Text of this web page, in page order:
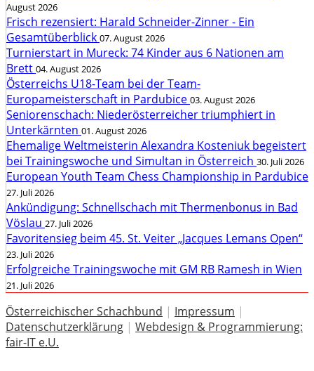
August 2026
Frisch rezensiert: Harald Schneider-Zinner - Ein
Gesamtüberblick 07. August 2026
Turnierstart in Mureck: 74 Kinder aus 6 Nationen am
Brett 04. August 2026
Österreichs U18-Team bei der Team-
Europameisterschaft in Pardubice 03. August 2026
Seniorenschach: Niederösterreicher triumphiert in
Unterkärnten 01. August 2026
Ehemalige Weltmeisterin Alexandra Kosteniuk begeistert
bei Trainingswoche und Simultan in Österreich 30. Juli 2026
European Youth Team Chess Championship in Pardubice
27. Juli 2026
Ankündigung: Schnellschach mit Thermenbonus in Bad
Vöslau 27. Juli 2026
Favoritensieg beim 45. St. Veiter „Jacques Lemans Open“
23. Juli 2026
Erfolgreiche Trainingswoche mit GM RB Ramesh in Wien
21. Juli 2026
Österreichischer Schachbund | Impressum |
Datenschutzerklärung | Webdesign & Programmierung:
fair-IT e.U.